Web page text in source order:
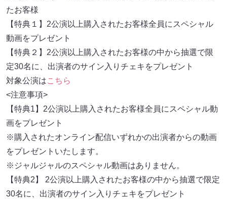
たお客様
【特典１】2公演以上購入されたお客様全員にスペシャル
動画をプレゼント
【特典２】2公演以上購入されたお客様の中から抽選で限
定30名に、出演者のサイン入りチェキをプレゼント
対象公演はこちら
<注意事項>
【特典1】2公演以上購入されたお客様全員にスペシャル動
画をプレゼント
※購入されたオンライン配信いずれかの出演者からの動画
をプレゼントいたします。
※ジャルジャルのスペシャル動画はありません。
【特典2】 2公演以上購入されたお客様の中から抽選で限定
30名に、出演者のサイン入りチェキをプレゼント